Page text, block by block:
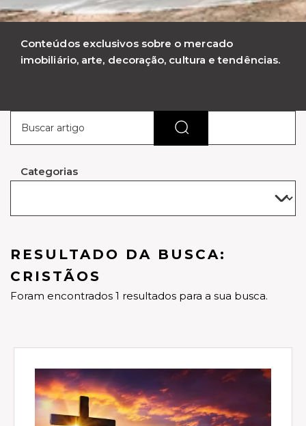
Conteúdos exclusivos sobre o mercado
imobiliário, arte, decoração, cultura e tendências.
Categorias
RESULTADO DA BUSCA:
CRISTÃOS
Foram encontrados 1 resultados para a sua busca.